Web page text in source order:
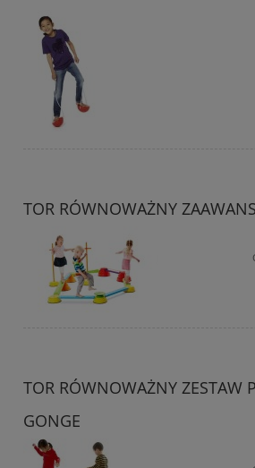
TOR RÓWNOWAŻNY
TOR RÓWNOWAŻNY ZESTAW
GONGE